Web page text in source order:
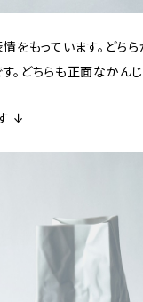
をもっています。どち
。どちらも正面なかん
↓